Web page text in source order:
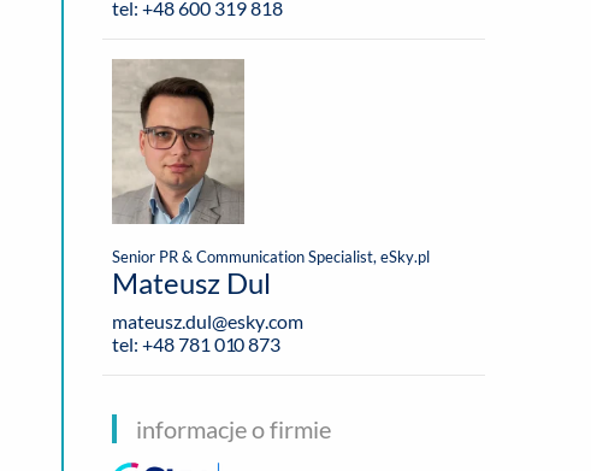
tel: +48 600 319 818
Senior PR & Communication Specialist, eSky.pl
Mateusz Dul
mateusz.dul@esky.com
tel: +48 781 010 873
informacje o firmie